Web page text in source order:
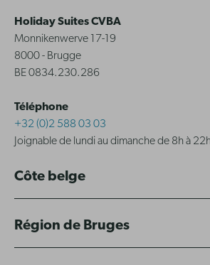
Holiday Suites CVBA
Monnikenwerve 17-19
8000 - Brugge
BE 0834.230.286
Téléphone
+32 (0)2 588 03 03
Joignable de lundi au dimanche de 8h à
Côte belge
Région de Bruges